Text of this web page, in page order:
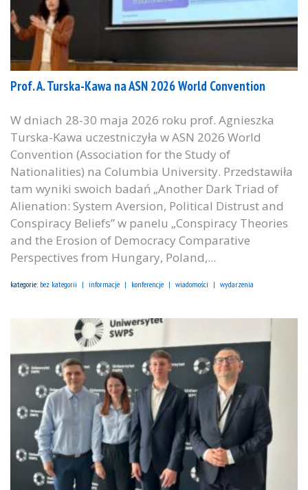
Prof. A. Turska-Kawa na ASN 2026 World Convention
W dniach 28-30 maja 2026 roku prof. Agnieszka
Turska-Kawa uczestniczyła w ASN 2026 World
Convention (Association for the Study of
Nationalities) na Columbia University. Przedstawiła
tam wyniki swoich badań „Another Dark Triad of
Alienation: System Aversion, Political Distrust and
Conspiracy Beliefs” w panelu „Conspiracy Theories
and the Erosion of Democracy Comparative
Perspectives from Hungary, Poland,...
kategorie: bez kategorii informacje konferencje wiadomości wydarzenia